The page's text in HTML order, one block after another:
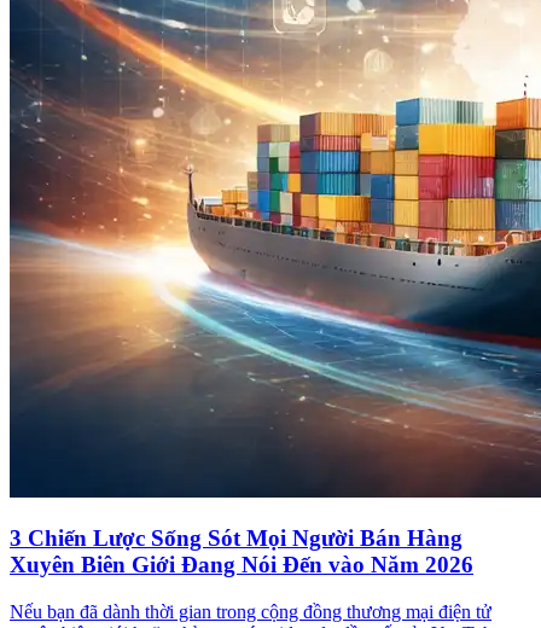
3 Chiến Lược Sống Sót Mọi Người Bán Hàng
Xuyên Biên Giới Đang Nói Đến vào Năm 2026
Nếu bạn đã dành thời gian trong cộng đồng thương mại điện tử